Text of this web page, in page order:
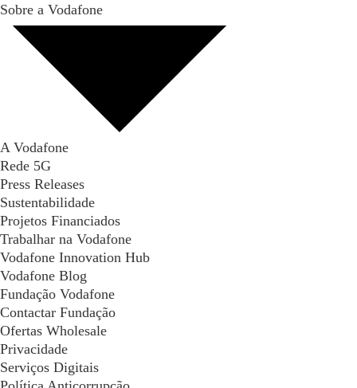
Sobre a Vodafone
A Vodafone
Rede 5G
Press Releases
Sustentabilidade
Projetos Financiados
Trabalhar na Vodafone
Vodafone Innovation Hub
Vodafone Blog
Fundação Vodafone
Contactar Fundação
Ofertas Wholesale
Privacidade
Serviços Digitais